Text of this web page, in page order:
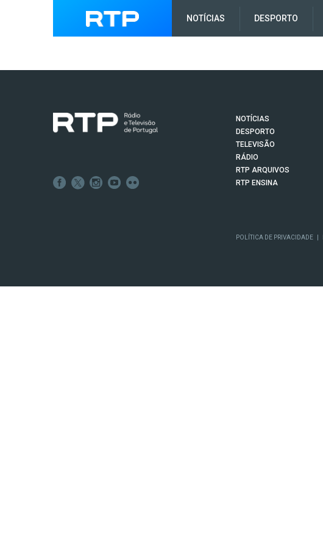
NOTÍCIAS DESPORTO
NOTÍCIAS
DESPORTO
TELEVISÃO
RÁDIO
RTP ARQUIVOS
RTP ENSINA
POLÍTICA DE PRIVACIDADE